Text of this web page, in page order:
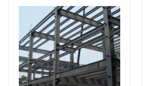
Visite de l'usine
Contrôle de la qualité